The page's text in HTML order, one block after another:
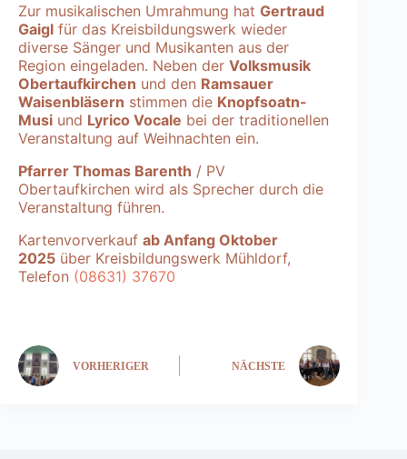
Zur musikalischen Umrahmung hat Gertraud
Gaigl für das Kreisbildungswerk wieder
diverse Sänger und Musikanten aus der
Region eingeladen. Neben der Volksmusik
Obertaufkirchen und den Ramsauer
Waisenbläsern stimmen die Knopfsoatn-
Musi und Lyrico Vocale bei der traditionellen
Veranstaltung auf Weihnachten ein.
Pfarrer Thomas Barenth / PV
Obertaufkirchen wird als Sprecher durch die
Veranstaltung führen.
Kartenvorverkauf ab Anfang Oktober
2025 über Kreisbildungswerk Mühldorf,
Telefon (08631) 37670
VORHERIGER NÄCHSTE